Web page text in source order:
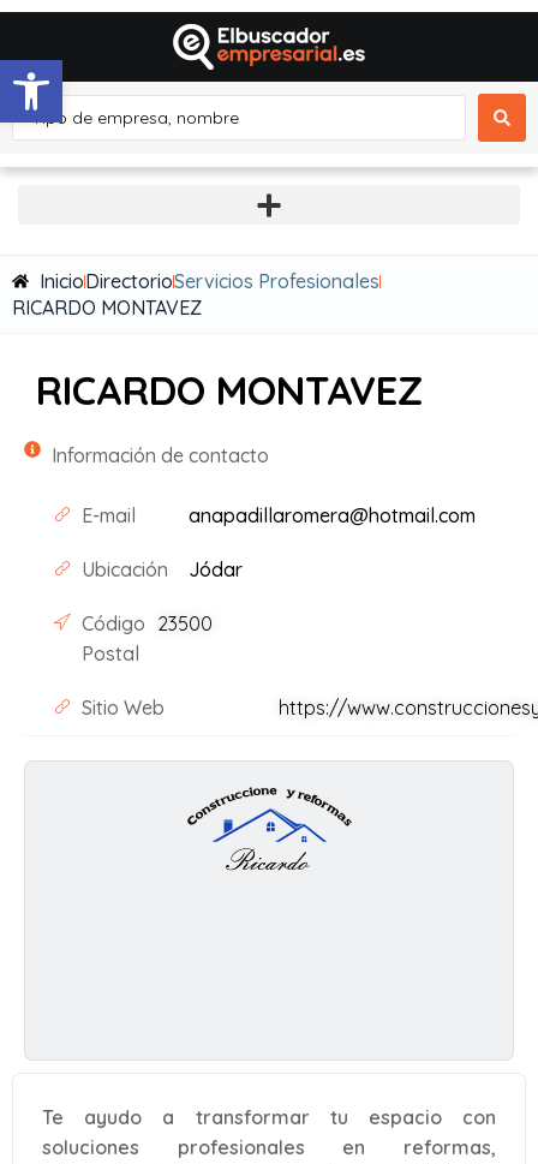
Abrir barra de herramientas
InicioDirectorioServicios Profesionales
RICARDO MONTAVEZ
RICARDO MONTAVEZ
Información de contacto
E-mail anapadillaromera@hotmail.com
Ubicación Jódar
Código
Postal
23500
Sitio Web https://
Te ayudo a transformar tu espacio con
soluciones profesionales en reformas,